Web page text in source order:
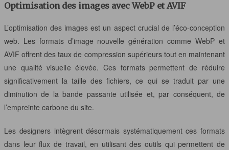
Optimisation des images avec WebP et AVIF
L’optimisation des images est un aspect crucial de l’éco-conception
web. Les formats d’image nouvelle génération comme WebP et
AVIF offrent des taux de compression supérieurs tout en maintenant
une qualité visuelle élevée. Ces formats permettent de réduire
significativement la taille des fichiers, ce qui se traduit par une
diminution de la bande passante utilisée et, par conséquent, de
l’empreinte carbone du site.
Les designers intègrent désormais systématiquement ces formats
dans leur flux de travail, en utilisant des outils qui permettent de